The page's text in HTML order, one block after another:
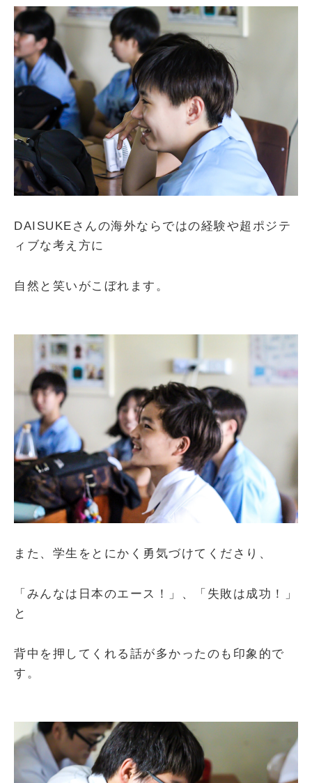
DAISUKEさんの海外ならではの経験や超ポジテ
ィブな考え方に
自然と笑いがこぼれます。
また、学生をとにかく勇気づけてくださり、
「みんなは日本のエース！」、「失敗は成功！」
と
背中を押してくれる話が多かったのも印象的で
す。